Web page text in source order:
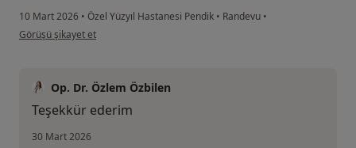
10 Mart 2026 • Özel Yüzyıl Hastanesi Pendik • Randevu •
kullanıcının görüşüne göre çi...z
Görüşü şikayet et
Op. Dr. Özlem Özbilen
Teşekkür ederim
30 Mart 2026